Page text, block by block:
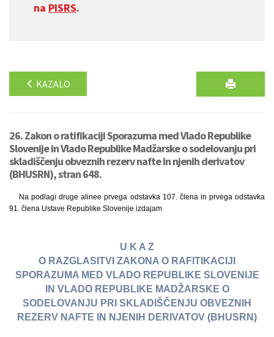
na PISRS.
KAZALO
26. Zakon o ratifikaciji Sporazuma med Vlado Republike
Slovenije in Vlado Republike Madžarske o sodelovanju pri
skladiščenju obveznih rezerv nafte in njenih derivatov
(BHUSRN), stran 648.
Na podlagi druge alinee prvega odstavka 107. člena in prvega odstavka
91. člena Ustave Republike Slovenije izdajam
U K A Z
O RAZGLASITVI ZAKONA O RAFITIKACIJI
SPORAZUMA MED VLADO REPUBLIKE SLOVENIJE
IN VLADO REPUBLIKE MADŽARSKE O
SODELOVANJU PRI SKLADIŠČENJU OBVEZNIH
REZERV NAFTE IN NJENIH DERIVATOV (BHUSRN)